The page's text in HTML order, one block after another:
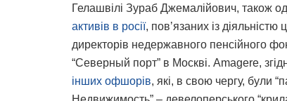
Гелашвілі Зураб Джемалійович, також
активів в росії, повʼязаних із
директорів недержавного пенсійного
“Северный порт” в Москві. Amagere,
інших офшорів, які, в свою чергу, були